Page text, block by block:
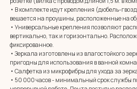
• В комплекте идут крепления (дюбель-
вешается на проушины, расположенные на
• Универсальные крепления позволяют
вертикально, так и горизонтально.
фиксированное.
• Зеркала изготовлены из влагостойкого
пригодны для использования в ванной
• Салфетка из микрофибры для ухода за
• 50 000 часов - минимальный срок службы
MIRROR ROOM
+7 (961) 595-72-73
E-mail:zerkala@ksk23.ru